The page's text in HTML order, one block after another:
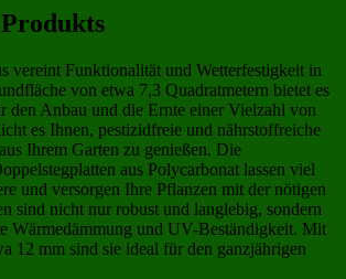
vereint Funktionalität und Wetterfestigkeit in
von etwa 7,3 Quadratmetern bietet es
den Anbau und die Ernte einer Vielzahl von
es Ihnen, pestizidfreie und nährstoffreiche
Ihrem Garten zu genießen. Die
aus Polycarbonat lassen viel
und versorgen Ihre Pflanzen mit der nötigen
sind nicht nur robust und langlebig, sondern
Wärmedämmung und UV-Beständigkeit. Mit
12 mm sind sie ideal für den ganzjährigen